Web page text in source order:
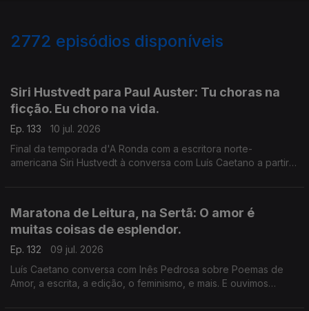
2772 episódios disponíveis
Siri Hustvedt para Paul Auster: Tu choras na
ficção. Eu choro na vida.
Ep. 133
10 jul. 2026
Final da temporada d'A Ronda com a escritora norte-
americana Siri Hustvedt à conversa com Luís Caetano a partir
Maratona de Leitura, na Sertã: O amor é
muitas coisas de esplendor.
Ep. 132
09 jul. 2026
Luís Caetano conversa com Inês Pedrosa sobre Poemas de
Amor, a escrita, a edição, o feminismo, e mais. E ouvimos